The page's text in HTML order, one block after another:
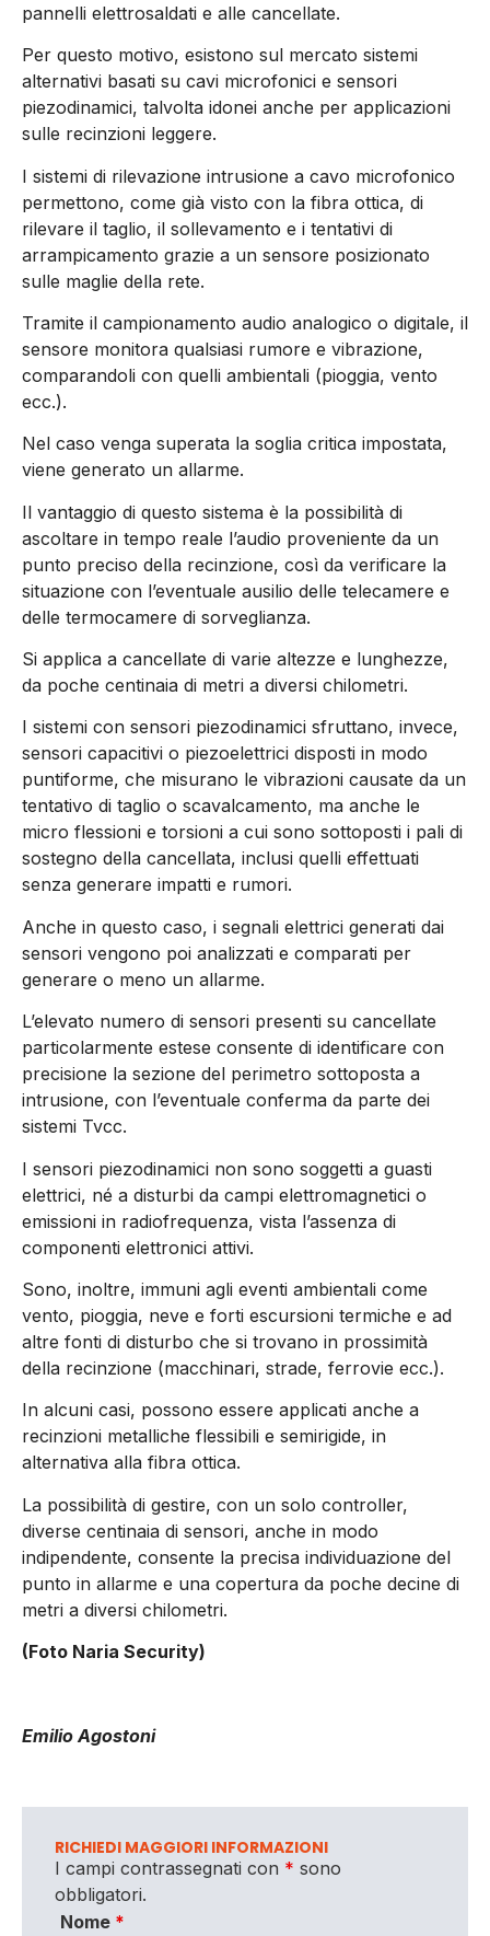
pannelli elettrosaldati e alle cancellate.
Per questo motivo, esistono sul mercato sistemi
alternativi basati su cavi microfonici e sensori
piezodinamici, talvolta idonei anche per applicazioni
sulle recinzioni leggere.
I sistemi di rilevazione intrusione a cavo microfonico
permettono, come già visto con la fibra ottica, di
rilevare il taglio, il sollevamento e i tentativi di
arrampicamento grazie a un sensore posizionato
sulle maglie della rete.
Tramite il campionamento audio analogico o digitale, il
sensore monitora qualsiasi rumore e vibrazione,
comparandoli con quelli ambientali (pioggia, vento
ecc.).
Nel caso venga superata la soglia critica impostata,
viene generato un allarme.
Il vantaggio di questo sistema è la possibilità di
ascoltare in tempo reale l’audio proveniente da un
punto preciso della recinzione, così da verificare la
situazione con l’eventuale ausilio delle telecamere e
delle termocamere di sorveglianza.
Si applica a cancellate di varie altezze e lunghezze,
da poche centinaia di metri a diversi chilometri.
I sistemi con sensori piezodinamici sfruttano, invece,
sensori capacitivi o piezoelettrici disposti in modo
puntiforme, che misurano le vibrazioni causate da un
tentativo di taglio o scavalcamento, ma anche le
micro flessioni e torsioni a cui sono sottoposti i pali di
sostegno della cancellata, inclusi quelli effettuati
senza generare impatti e rumori.
Anche in questo caso, i segnali elettrici generati dai
sensori vengono poi analizzati e comparati per
generare o meno un allarme.
L’elevato numero di sensori presenti su cancellate
particolarmente estese consente di identificare con
precisione la sezione del perimetro sottoposta a
intrusione, con l’eventuale conferma da parte dei
sistemi Tvcc.
I sensori piezodinamici non sono soggetti a guasti
elettrici, né a disturbi da campi elettromagnetici o
emissioni in radiofrequenza, vista l’assenza di
componenti elettronici attivi.
Sono, inoltre, immuni agli eventi ambientali come
vento, pioggia, neve e forti escursioni termiche e ad
altre fonti di disturbo che si trovano in prossimità
della recinzione (macchinari, strade, ferrovie ecc.).
In alcuni casi, possono essere applicati anche a
recinzioni metalliche flessibili e semirigide, in
alternativa alla fibra ottica.
La possibilità di gestire, con un solo controller,
diverse centinaia di sensori, anche in modo
indipendente, consente la precisa individuazione del
punto in allarme e una copertura da poche decine di
metri a diversi chilometri.
(Foto Naria Security)
Emilio Agostoni
RICHIEDI MAGGIORI INFORMAZIONI
I campi contrassegnati con * sono
obbligatori.
Nome *